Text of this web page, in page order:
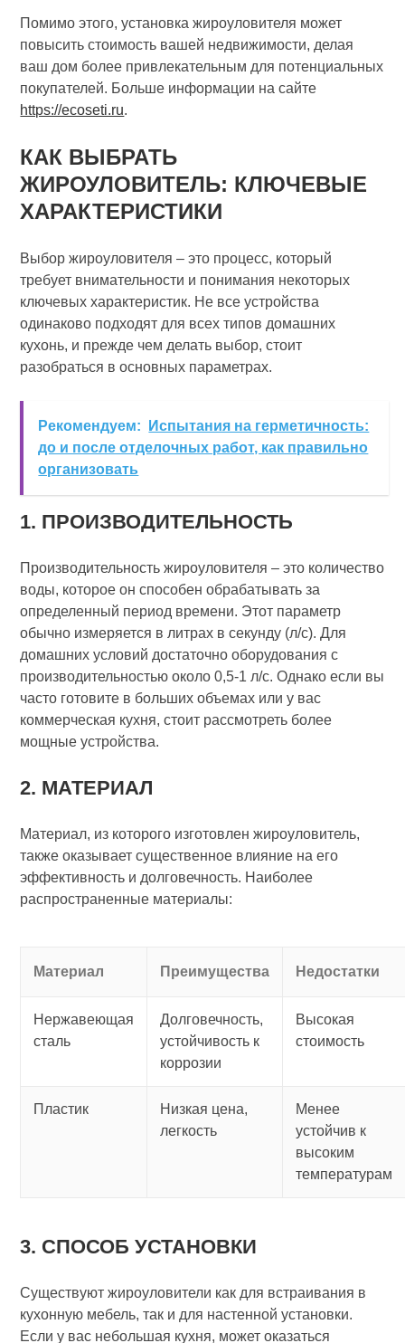
Помимо этого, установка жироуловителя может
повысить стоимость вашей недвижимости, делая
ваш дом более привлекательным для потенциальных
покупателей. Больше информации на сайте
https://ecoseti.ru.
КАК ВЫБРАТЬ
ЖИРОУЛОВИТЕЛЬ: КЛЮЧЕВЫЕ
ХАРАКТЕРИСТИКИ
Выбор жироуловителя – это процесс, который
требует внимательности и понимания некоторых
ключевых характеристик. Не все устройства
одинаково подходят для всех типов домашних
кухонь, и прежде чем делать выбор, стоит
разобраться в основных параметрах.
Рекомендуем:
Испытания на герметичность:
до и после отделочных работ, как правильно
организовать
1. ПРОИЗВОДИТЕЛЬНОСТЬ
Производительность жироуловителя – это количество
воды, которое он способен обрабатывать за
определенный период времени. Этот параметр
обычно измеряется в литрах в секунду (л/с). Для
домашних условий достаточно оборудования с
производительностью около 0,5-1 л/с. Однако если вы
часто готовите в больших объемах или у вас
коммерческая кухня, стоит рассмотреть более
мощные устройства.
2. МАТЕРИАЛ
Материал, из которого изготовлен жироуловитель,
также оказывает существенное влияние на его
эффективность и долговечность. Наиболее
распространенные материалы:
Материал Преимущества Недостатки
Нержавеющая
сталь
Долговечность,
устойчивость к
коррозии
Высокая
стоимость
Пластик
Низкая цена,
легкость
Менее
устойчив к
высоким
температурам
3. СПОСОБ УСТАНОВКИ
Существуют жироуловители как для встраивания в
кухонную мебель, так и для настенной установки.
Если у вас небольшая кухня, может оказаться